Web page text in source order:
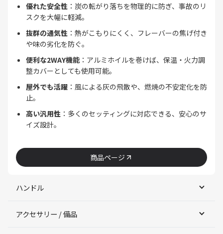
優れた安全性 ：炭の転がり落ちを物理的に防ぎ、事故のリ
スクを大幅に軽減。
抜群の通気性 ：熱がこもりにくく、フレーバーの焦げ付き
や味の劣化を防ぐ。
便利な2WAY機能：アルミホイルを巻けば、保温・火力調
整カバーとしても使用可能。
屋外でも活躍 ：風による灰の飛散や、燃焼の不安定化を防
止。
高い汎用性 ：多くのセッティングに対応できる、安心のサ
イズ設計。
商品ページ
ハンドル
アクセサリー / 備品